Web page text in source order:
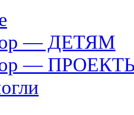
— ДЕТЯМ
—